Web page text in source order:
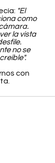
"El
como
la vista
no se
con